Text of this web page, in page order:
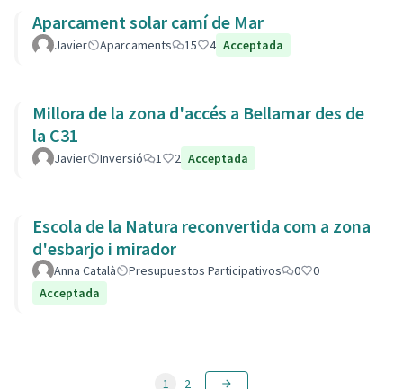
Aparcament solar camí de Mar
Javier Aparcaments 15 4 Acceptada
Millora de la zona d'accés a Bellamar des de
la C31
Javier Inversió 1 2 Acceptada
Escola de la Natura reconvertida com a zona
d'esbarjo i mirador
Anna Català Presupuestos Participativos 0
0
Acceptada
1 2